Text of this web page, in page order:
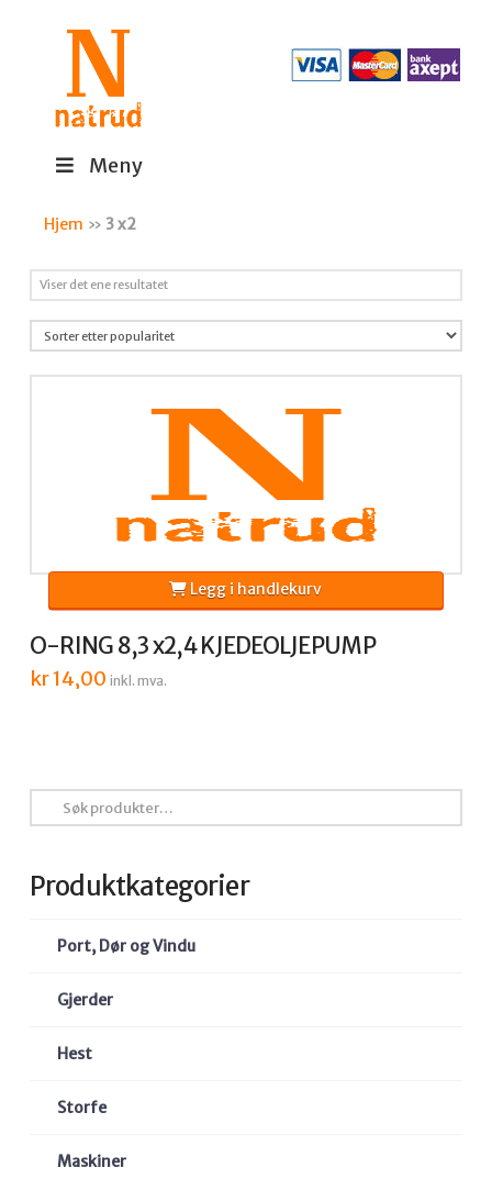
Meny
Hjem » 3 x2
Viser det ene resultatet
O-RING 8,3 x2,4 KJEDEOLJEPUMP
kr14,00 inkl. mva.
Legg i handlekurv
etter:
Produktkategorier
Port, Dør og Vindu
Gjerder
Hest
Storfe
Maskiner